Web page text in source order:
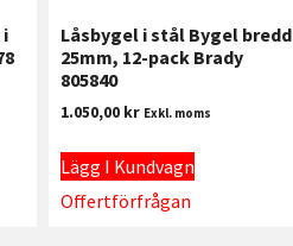
i
Låsbygel i stål Bygel bredd
25mm, 12-pack Brady
805840
1.050,00 kr Exkl. moms
Lägg I Kundvagn
Offertförfrågan